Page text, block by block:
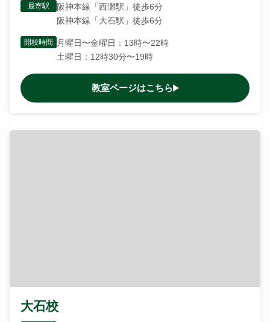
最寄駅
阪神本線「西灘駅」徒歩6分
阪神本線「大石駅」徒歩6分
開校時間
月曜日〜金曜日：13時〜22時
土曜日：12時30分〜19時
教室ページはこちら
大石校